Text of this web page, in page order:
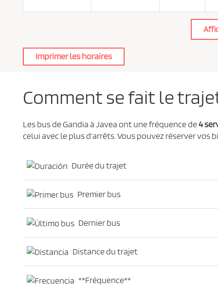
d
i
d
l
i
t
Imprimer les horaires
Comment se fait le
Les bus de Gandia à Javea ont une fréquence de4
celui avec le plus d’arrêts. Vous pouvez réserver
Durée du trajet
Premier bus
Dernier bus
Distance du trajet
**Fréquence**